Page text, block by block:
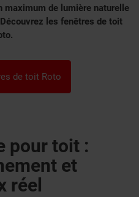
maximum de lumière naturelle
les fenêtres de toit
de toit Roto
pour toit :
et
réel